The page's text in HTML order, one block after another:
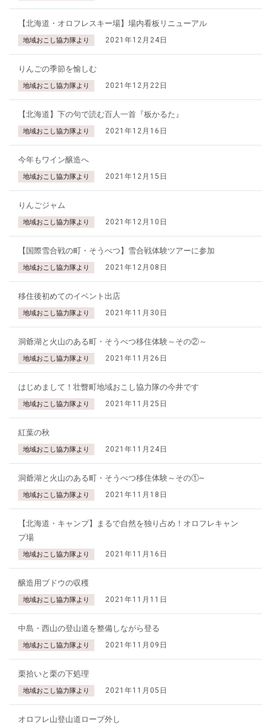
【北海道・オロフレスキー場】場内看板リニューアル
地域おこし協力隊より 2021年12月24日
りんごの季節を愉しむ
地域おこし協力隊より 2021年12月22日
【北海道】下の句で読む百人一首『板かるた』
地域おこし協力隊より 2021年12月16日
今年もワイン醸造へ
地域おこし協力隊より 2021年12月15日
りんごジャム
地域おこし協力隊より 2021年12月10日
【国際雪合戦の町・そうべつ】雪合戦体験ツアーに参加
地域おこし協力隊より 2021年12月08日
移住後初めてのイベント出店
地域おこし協力隊より 2021年11月30日
洞爺湖と火山のある町・そうべつ移住体験～その②～
地域おこし協力隊より 2021年11月26日
はじめまして！壮瞥町地域おこし協力隊の今井です
地域おこし協力隊より 2021年11月25日
紅葉の秋
地域おこし協力隊より 2021年11月24日
洞爺湖と火山のある町・そうべつ移住体験～その①~
地域おこし協力隊より 2021年11月18日
【北海道・キャンプ】まるで自然を独り占め！オロフレキャン
プ場
地域おこし協力隊より 2021年11月16日
醸造用ブドウの収穫
地域おこし協力隊より 2021年11月11日
中島・西山の登山道を整備しながら登る
地域おこし協力隊より 2021年11月09日
栗拾いと栗の下処理
地域おこし協力隊より 2021年11月05日
オロフレ山登山道ロープ外し